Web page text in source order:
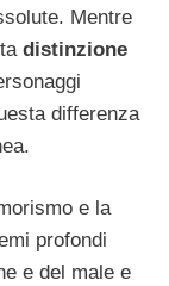
Mentre
distinzione
differenza
e la
profondi
e del male e